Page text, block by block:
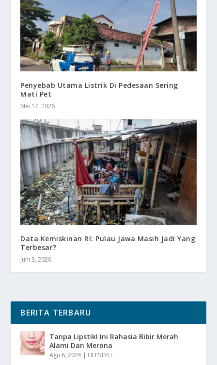
Penyebab Utama Listrik Di Pedesaan Sering
Mati Pet
Mei 17, 2026
Data Kemiskinan RI: Pulau Jawa Masih Jadi Yang
Terbesar?
Juni 3, 2026
BERITA TERBARU
Tanpa Lipstik! Ini Rahasia Bibir Merah
Alami Dan Merona
Agu 6, 2026 | LIFESTYLE